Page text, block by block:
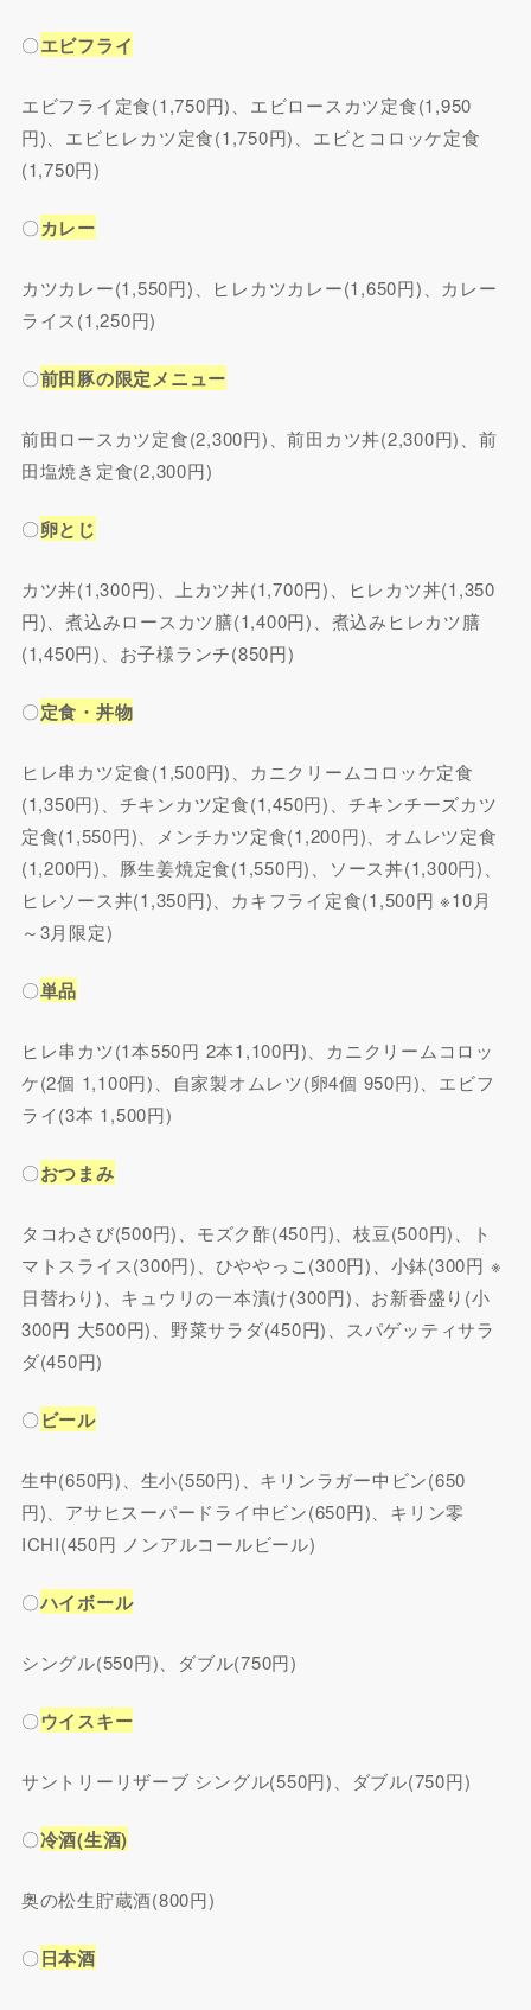
〇エビフライ
エビフライ定食(1,750円)、エビロースカツ定食(1,950
円)、エビヒレカツ定食(1,750円)、エビとコロッケ定食
(1,750円)
〇カレー
カツカレー(1,550円)、ヒレカツカレー(1,650円)、カレー
ライス(1,250円)
〇前田豚の限定メニュー
前田ロースカツ定食(2,300円)、前田カツ丼(2,300円)、前
田塩焼き定食(2,300円)
〇卵とじ
カツ丼(1,300円)、上カツ丼(1,700円)、ヒレカツ丼(1,350
円)、煮込みロースカツ膳(1,400円)、煮込みヒレカツ膳
(1,450円)、お子様ランチ(850円)
〇定食・丼物
ヒレ串カツ定食(1,500円)、カニクリームコロッケ定食
(1,350円)、チキンカツ定食(1,450円)、チキンチーズカツ
定食(1,550円)、メンチカツ定食(1,200円)、オムレツ定食
(1,200円)、豚生姜焼定食(1,550円)、ソース丼(1,300円)、
ヒレソース丼(1,350円)、カキフライ定食(1,500円 ※10月
～3月限定)
〇単品
ヒレ串カツ(1本550円 2本1,100円)、カニクリームコロッ
ケ(2個 1,100円)、自家製オムレツ(卵4個 950円)、エビフ
ライ(3本 1,500円)
〇おつまみ
タコわさび(500円)、モズク酢(450円)、枝豆(500円)、ト
マトスライス(300円)、ひややっこ(300円)、小鉢(300円 ※
日替わり)、キュウリの一本漬け(300円)、お新香盛り(小
300円 大500円)、野菜サラダ(450円)、スパゲッティサラ
ダ(450円)
〇 ビール
生中(650円)、生小(550円)、キリンラガー中ビン(650
円)、アサヒスーパードライ中ビン(650円)、キリン零
ICHI(450円 ノンアルコールビール)
〇ハイボール
シングル(550円)、ダブル(750円)
〇ウイスキー
サントリーリザーブ シングル(550円)、ダブル(750円)
〇冷酒(生酒)
奥の松生貯蔵酒(800円)
〇日本酒